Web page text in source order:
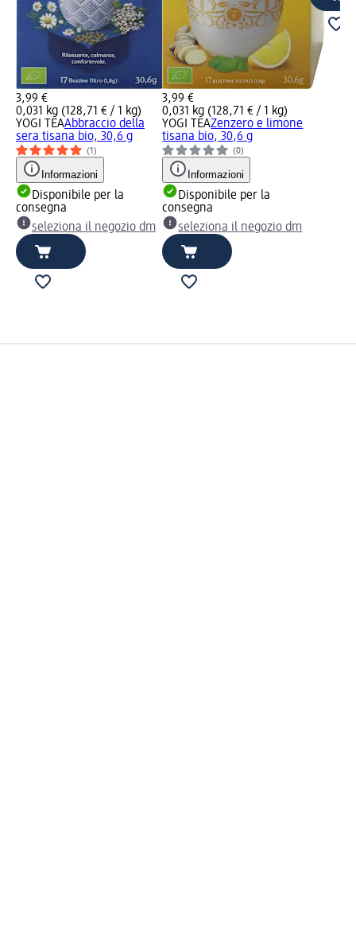
3,99 €
0,031 kg (128,71 € / 1 kg)
YOGI TEAAbbraccio della
sera tisana bio, 30,6 g
(1)
Informazioni
Disponibile per la
consegna
seleziona il negozio dm
3,99 €
0,031 kg (128,71 € / 1 kg)
YOGI TEAZenzero e limone
tisana bio, 30,6 g
(0)
Informazioni
Disponibile per la
consegna
seleziona il negozio dm